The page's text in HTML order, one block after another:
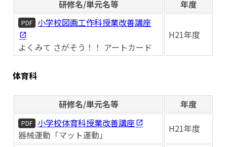
研修名/単元名等 年度
PDF 小学校図画工作科授業改善講座
よくみて さがそう！！ アートカード
H21年度
体育科
研修名/単元名等 年度
PDF
小学校体育科授業改善講座
器械運動「マット運動」
H21年度